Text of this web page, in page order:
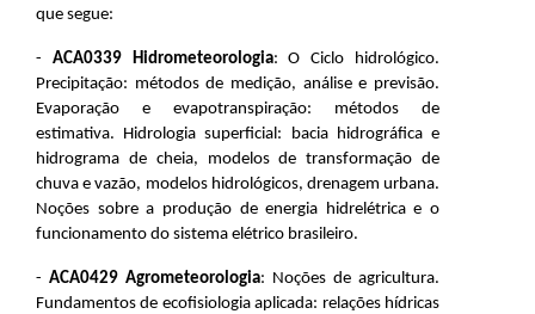
que segue:
- ACA0339 Hidrometeorologia: O Ciclo hidrológico.
Precipitação: métodos de medição, análise e previsão.
Evaporação e evapotranspiração: métodos de
estimativa. Hidrologia superficial: bacia hidrográfica e
hidrograma de cheia, modelos de transformação de
chuva e vazão, modelos hidrológicos, drenagem urbana.
Noções sobre a produção de energia hidrelétrica e o
funcionamento do sistema elétrico brasileiro.
- ACA0429 Agrometeorologia: Noções de agricultura.
Fundamentos de ecofisiologia aplicada: relações hídricas